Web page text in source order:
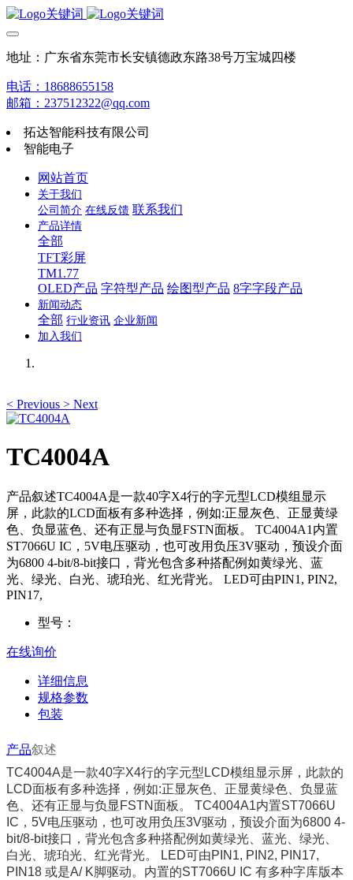
地址：广东省东莞市长安镇德政东路38号万宝城四楼
电话：18688655158
邮箱：237512322@qq.com
拓达智能科技有限公司
智能电子
网站首页
关于我们
公司简介 在线反馈 联系我们
产品详情
全部
TFT彩屏
TM1.77
OLED产品 字符型产品 绘图型产品 8字字段产品
新闻动态
全部 行业资讯 企业新闻
加入我们
< Previous > Next
TC4004A
产品叙述TC4004A是一款40字X4行的字元型LCD模组显示
屏，此款的LCD面板有多种选择，例如:正显灰色、正显黄绿
色、负显蓝色、还有正显与负显FSTN面板。 TC4004A1内置
ST7066U IC，5V电压驱动，也可改用负压3V驱动，预设介面
为6800 4-bit/8-bit接口，背光包含多种搭配例如黄绿光、蓝
光、绿光、白光、琥珀光、红光背光。 LED可由PIN1, PIN2,
PIN17,
型号：
在线询价
详细信息
规格参数
包装
产品叙述
TC4004A是一款40字X4行的字元型 LCD模组显示屏，此款的
LCD面板有多种选择，例如:正显灰色、正显黄绿色、 负显蓝
色 、还有正显与负显 FSTN面板。 TC4004A1内置ST7066U
IC ， 5V电压驱动，也可改用负压3V驱动，预设介面为6800 4-
bit/8-bit接口，背光包含多种搭配例如黄绿光、蓝光、绿光、
白光、琥珀光、红光背光。 LED可由PIN1, PIN2, PIN17,
PIN18 或是A/ K脚驱动。内置的ST7066U IC 有多种字库版本